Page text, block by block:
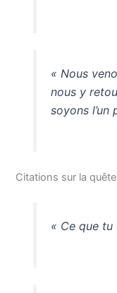
« Nous
nous y
soyons l’un
Citations sur la
« Ce que tu